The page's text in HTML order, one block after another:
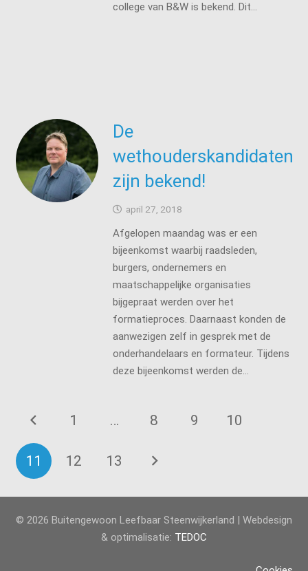
college van B&W is bekend. Dit…
De
wethouderskandidaten
zijn bekend!
april 27, 2018
Afgelopen maandag was er een
bijeenkomst waarbij raadsleden,
burgers, ondernemers en
maatschappelijke organisaties
bijgepraat werden over het
formatieproces. Daarnaast konden de
aanwezigen zelf in gesprek met de
onderhandelaars en formateur. Tijdens
deze bijeenkomst werden de…
1 … 8 9 10
11 12 13
© 2026 Buitengewoon Leefbaar Steenwijkerland | Webdesign
& optimalisatie: TEDOC